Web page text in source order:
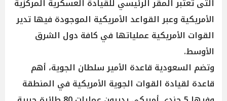
التى تعتبر المقر الرئيسي للقيادة العسكرية المركزية
الأمريكية وعبر القواعد الأمريكية الموجودة فيها تدير
القوات الأمريكية عملياتها في كافة دول الشرق
الأوسط.
وتضم السعودية قاعدة الأمير سلطان الجوية، أهم
قاعدة لقيادة القوات الجوية الأمريكية في المنطقة